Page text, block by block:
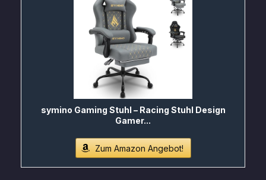
symino Gaming Stuhl – Racing Stuhl Design
Gamer...
Zum Amazon Angebot!